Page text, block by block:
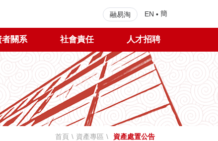
融易淘 EN • 簡
者關系 社會責任 人才招聘
首頁 \ 資產專區 \ 資產處置公告